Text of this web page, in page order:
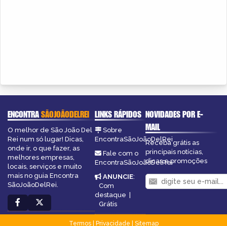
ENCONTRASÃOJOÃODELREI
O melhor de São João Del
Rei num só lugar! Dicas,
onde ir, o que fazer, as
melhores empresas,
locais, serviços e muito
mais no guia Encontra
SãoJoãoDelRei.
LINKS RÁPIDOS
Sobre
EncontraSãoJoãoDelRei
Fale com o
EncontraSãoJoãoDelRei
ANUNCIE:
Com
destaque |
Grátis
NOVIDADES POR E-
MAIL
Receba grátis as
principais notícias,
dicas e promoções
Termos| Privacidade
Sitemap